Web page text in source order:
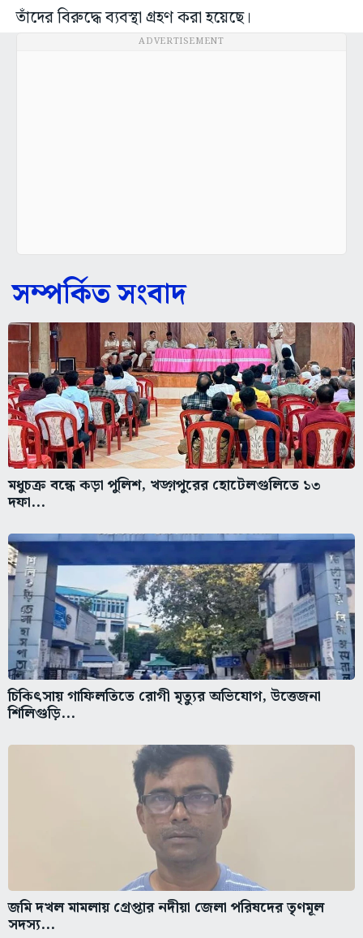
তাঁদের বিরুদ্ধে ব্যবস্থা গ্রহণ করা হয়েছে।
ADVERTISEMENT
সম্পর্কিত সংবাদ
মধুচক্র বন্ধে কড়া পুলিশ, খড়্গপুরের হোটেলগুলিতে ১৩
দফা...
চিকিৎসায় গাফিলতিতে রোগী মৃত্যুর অভিযোগ, উত্তেজনা
শিলিগুড়ি...
জমি দখল মামলায় গ্রেপ্তার নদীয়া জেলা পরিষদের তৃণমূল
সদস্য...